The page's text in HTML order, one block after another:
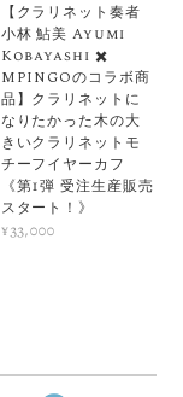
【クラリネット奏者
小林 鮎美 Ayumi
Kobayashi ✖️
MPINGOのコラボ商
品】クラリネットに
なりたかった木の大
きいクラリネットモ
チーフイヤーカフ
《第1弾 受注生産販売
スタート！》
¥33,000